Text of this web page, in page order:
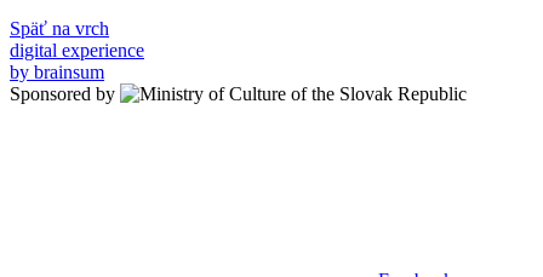
Späť na vrch
digital experience
by brainsum
Sponsored by